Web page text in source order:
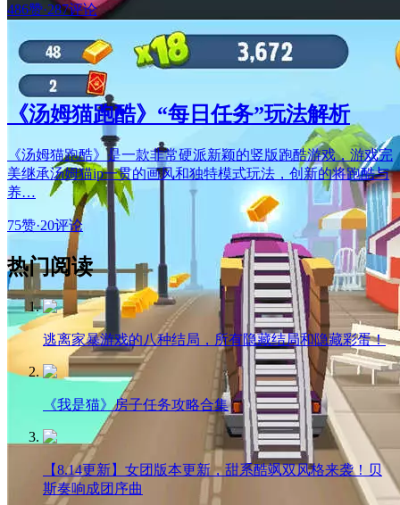
486赞·287评论
《汤姆猫跑酷》“每日任务”玩法解析
《汤姆猫跑酷》是一款非常硬派新颖的竖版跑酷游戏，游戏完
美继承汤姆猫ip一贯的画风和独特模式玩法，创新的将跑酷与
养…
75赞·20评论
热门阅读
逃离家暴游戏的八种结局，所有隐藏结局和隐藏彩蛋！
《我是猫》房子任务攻略合集
【8.14更新】女团版本更新，甜系酷飒双风格来袭！贝
斯奏响成团序曲